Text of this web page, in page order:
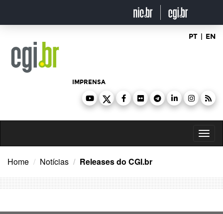
o
PT | EN
IMPRENSA
Home Notícias Releases do CGI.br